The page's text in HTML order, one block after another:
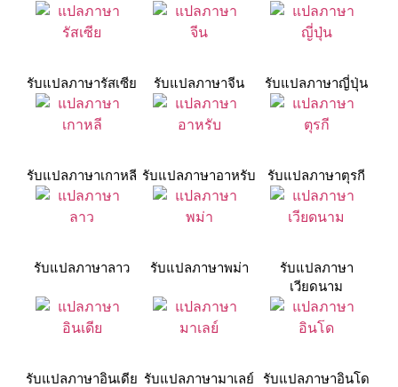
รับแปลภาษารัสเซีย รับแปลภาษาจีน รับแปลภาษาญี่ปุ่น
รับแปลภาษาเกาหลี รับแปลภาษาอาหรับ รับแปลภาษาตุรกี
รับแปลภาษาลาว รับแปลภาษาพม่า
รับแปลภาษา
เวียดนาม
รับแปลภาษาอินเดีย รับแปลภาษามาเลย์ รับแปลภาษาอินโด